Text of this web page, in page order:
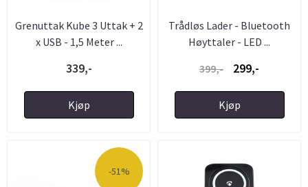
Grenuttak Kube 3 Uttak + 2
x USB - 1,5 Meter ...
339,-
Kjøp
Trådløs Lader - Bluetooth
Høyttaler - LED ...
399,-
299,-
Kjøp
-51%